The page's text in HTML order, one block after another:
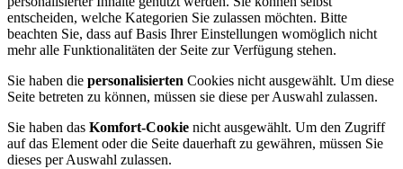
entscheiden, welche Kategorien Sie zulassen möchten. Bitte
beachten Sie, dass auf Basis Ihrer Einstellungen womöglich nicht
mehr alle Funktionalitäten der Seite zur Verfügung stehen.
Sie haben die personalisierten Cookies nicht ausgewählt. Um diese
Seite betreten zu können, müssen sie diese per Auswahl zulassen.
Sie haben das Komfort-Cookie nicht ausgewählt. Um den Zugriff
auf das Element oder die Seite dauerhaft zu gewähren, müssen Sie
dieses per Auswahl zulassen.